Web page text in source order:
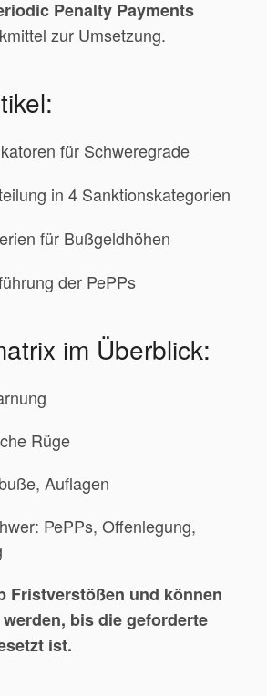
Penalty Payments
zur Umsetzung.
für Schweregrade
in 4 Sanktionskategorien
für Bußgeldhöhen
der PePPs
im Überblick:
Rüge
Auflagen
PePPs, Offenlegung,
Fristverstößen und können
bis die geforderte
ist.